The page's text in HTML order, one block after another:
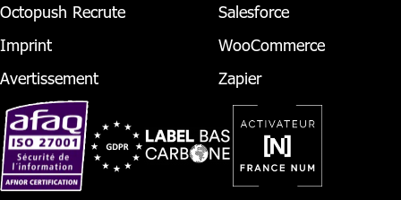
Octopush Recrute
Imprint
Avertissement
Salesforce
WooCommerce
Zapier